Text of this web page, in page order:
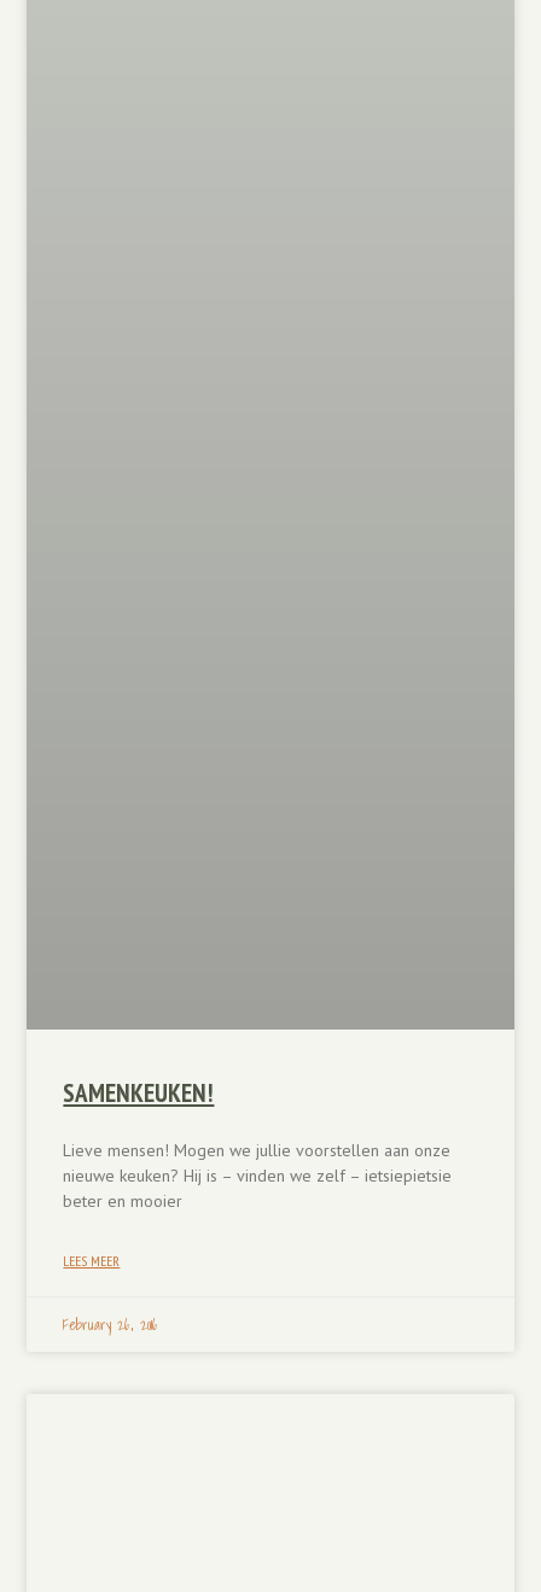
SAMENKEUKEN!
Lieve mensen! Mogen we jullie voorstellen aan onze
nieuwe keuken? Hij is – vinden we zelf – ietsiepietsie
beter en mooier
LEES MEER
February 26, 2016